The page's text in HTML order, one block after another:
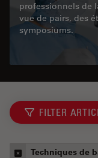
professionnels de
vue de pairs, des
symposiums.
FILTER
Techniques de